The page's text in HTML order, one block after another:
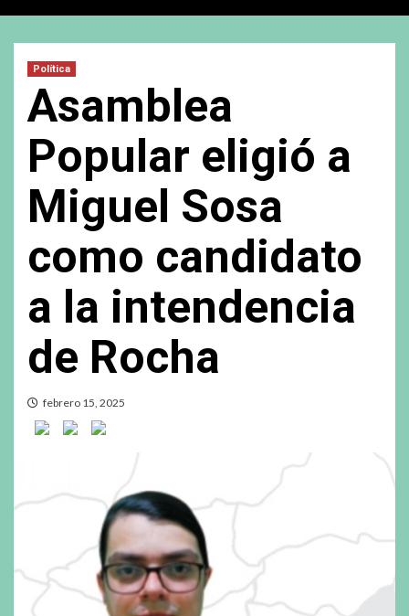
Política
Asamblea
Popular eligió a
Miguel Sosa
como candidato
a la intendencia
de Rocha
febrero 15, 2025